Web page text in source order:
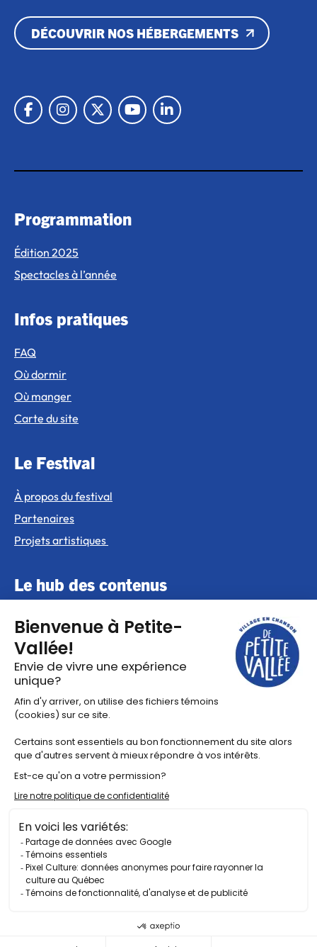
DÉCOUVRIR NOS HÉBERGEMENTS
Lien vers Facebook
Lien vers Instagram
Lien vers XLien vers Youtube
Lien vers Linkedin
Programmation
Édition 2025
Spectacles à l’année
Infos pratiques
FAQ
Où dormir
Où manger
Carte du site
Le Festival
À propos du festival
Partenaires
Projets artistiques
Le hub des contenus
Actualités
Pacours balado
Vidéos
©2025 Tous droits réservés Festival en chanson de Petite-
Politique de confidentialité